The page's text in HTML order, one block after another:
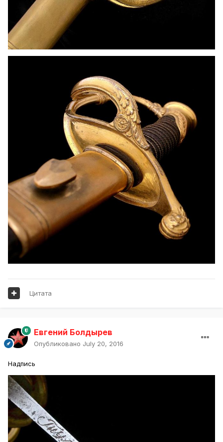
Цитата
Евгений Болдырев
Опубликовано July 20, 2016
Надпись